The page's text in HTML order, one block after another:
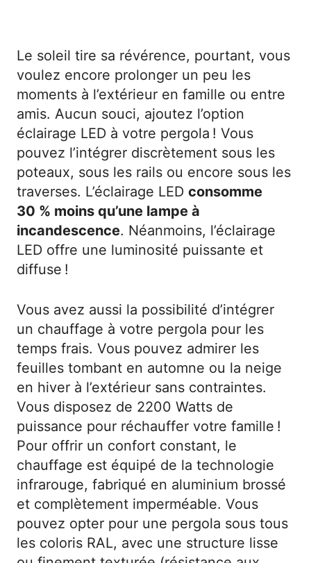
Le soleil tire sa révérence, pourtant, vous
voulez encore prolonger un peu les
moments à l’extérieur en famille ou entre
amis. Aucun souci, ajoutez l’option
éclairage LED à votre pergola ! Vous
pouvez l’intégrer discrètement sous les
poteaux, sous les rails ou encore sous les
traverses. L’éclairage LED consomme
30 % moins qu’une lampe à
incandescence. Néanmoins, l’éclairage
LED offre une luminosité puissante et
diffuse !
Vous avez aussi la possibilité d’intégrer
un chauffage à votre pergola pour les
temps frais. Vous pouvez admirer les
feuilles tombant en automne ou la neige
en hiver à l’extérieur sans contraintes.
Vous disposez de 2200 Watts de
puissance pour réchauffer votre famille !
Pour offrir un confort constant, le
chauffage est équipé de la technologie
infrarouge, fabriqué en aluminium brossé
et complètement imperméable. Vous
pouvez opter pour une pergola sous tous
les coloris RAL, avec une structure lisse